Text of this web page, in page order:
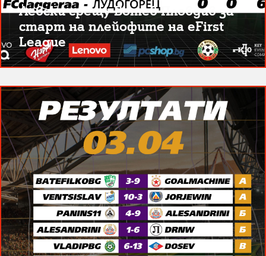
Левски срещу Ботев Пловдив за
старт на плейофите на eFirst
League